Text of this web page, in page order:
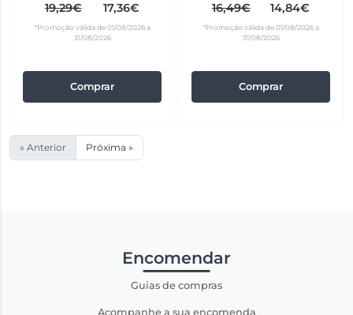
19,29€ 17,36€
*Promoção válida de 01/08/2026 a
31/08/2026
Comprar
16,49€ 14,84€
*Promoção válida de 01/08/2026 a
31/08/2026
Comprar
« Anterior Próxima »
Encomendar
Guias de compras
Acompanhe a sua encomenda